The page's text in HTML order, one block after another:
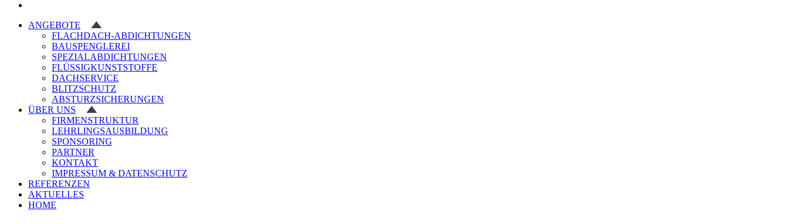
ANGEBOTE
FLACHDACH-ABDICHTUNGEN
BAUSPENGLEREI
SPEZIALABDICHTUNGEN
FLÜSSIGKUNSTSTOFFE
DACHSERVICE
BLITZSCHUTZ
ABSTURZSICHERUNGEN
ÜBER UNS
FIRMENSTRUKTUR
LEHRLINGSAUSBILDUNG
SPONSORING
PARTNER
KONTAKT
IMPRESSUM & DATENSCHUTZ
REFERENZEN
AKTUELLES
HOME